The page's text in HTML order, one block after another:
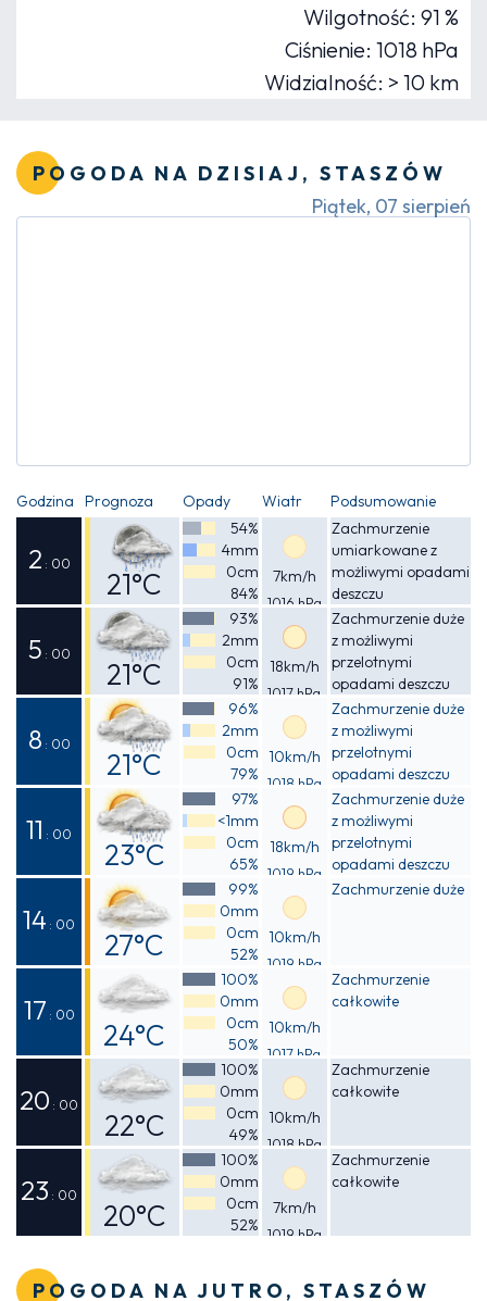
Wilgotność: 91 %
Ciśnienie: 1018 hPa
Widzialność: > 10 km
POGODA NA DZISIAJ, STASZÓW
Piątek, 07 sierpień
Godzina Prognoza Opady Wiatr Podsumowanie
2 : 00
21°C
Odczuwalna
22°C
54%
4mm
0cm
84%
7km/h
1016 hPa
Zachmurzenie
umiarkowane z
możliwymi opadami
deszczu
5 : 00
21°C
Odczuwalna
21°C
93%
2mm
0cm
91%
18km/h
1017 hPa
Zachmurzenie duże
z możliwymi
przelotnymi
opadami deszczu
8 : 00
21°C
Odczuwalna
21°C
96%
2mm
0cm
79%
10km/h
1018 hPa
Zachmurzenie duże
z możliwymi
przelotnymi
opadami deszczu
11 : 00
23°C
Odczuwalna
23°C
97%
<1mm
0cm
65%
18km/h
1019 hPa
Zachmurzenie duże
z możliwymi
przelotnymi
opadami deszczu
14 : 00
27°C
Odczuwalna
27°C
99%
0mm
0cm
52%
10km/h
1019 hPa
Zachmurzenie duże
17 : 00
24°C
Odczuwalna
23°C
100%
0mm
0cm
50%
10km/h
1017 hPa
Zachmurzenie
całkowite
20 : 00
22°C
Odczuwalna
22°C
100%
0mm
0cm
49%
10km/h
1018 hPa
Zachmurzenie
całkowite
23 : 00
20°C
100%
0mm
0cm
52%
7km/h
1019 hPa
Zachmurzenie
całkowite
POGODA NA JUTRO, STASZÓW